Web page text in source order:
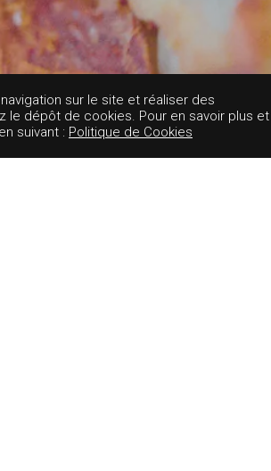
sur le site et réaliser des
le dépôt de cookies. Pour en savoir plus et
suivant : Politique de Cookies